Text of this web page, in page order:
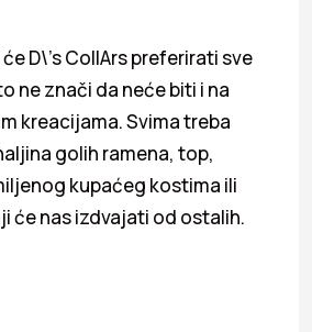
D\’s CollArs preferirati sve
ne znači da neće biti i na
kreacijama. Svima treba
golih ramena, top,
kupaćeg kostima ili
će nas izdvajati od ostalih.